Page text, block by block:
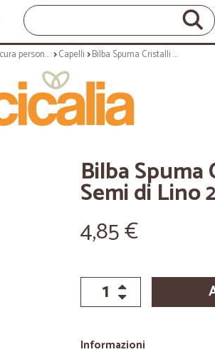
Igiene e cura personale Capelli Bilba Spuma Cristalli Liquidi con Semi di Lino 200 ml.
Bilba
Semi di Lino
4,85 €
Informazioni